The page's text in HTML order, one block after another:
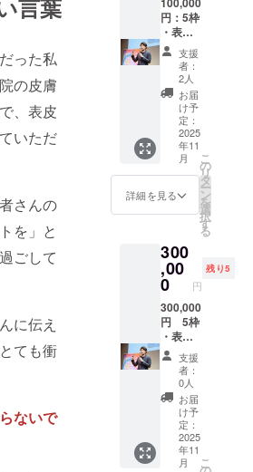
言葉
った私
の皮膚
、表皮
いただ
さんの
を」と
ごして
に伝え
ても衝
ないで
植物由
来) ＊フ
レー
バーは
リター
ン発送
時にお
知らせ
いたし
ます。
ン、リ
ン、
鉄、カ
リウ
ム、カ
ルシウ
ム、亜
鉛、
銅、ク
ロム、
セレ
(全てシ
ナモ
植物由
来) ＊フ
レー
バーは
リター
ン発送
時にお
知らせ
いたし
ます。
ンB2、
ビタミ
ンB6、
ビタミ
B12、
ビタミ
ンC、ビ
タミン
D、ビタ
ミンE、
ナイア
パント
テン
オチ
ン、ビ
タミン
ブデ
ン、リ
ン、
鉄、カ
リウ
ム、カ
ルシウ
ム、亜
鉛、
銅、ク
ロム、
カオバ
ター、
甜菜
糖、
アーモ
ンド、
きなこ
(大豆を
む）、
ココ
ナッ
ツ、チ
アシー
ド、抹
茶、
塩、昆
ミンA、
ビタミ
ンB1、
ビタミ
ンB2、
ビタミ
ンB6、
ビタミ
B12、
ビタミ
を避
け、
25℃以
下の涼
しい場
所に保
管) 【原
材料 フ
レー
バーに
関わら
ず使用
してい
る原材
カオマ
ス (ガー
ナ製
造)、カ
カオバ
ター、
甜菜
糖、
アーモ
ンド、
きなこ
(大豆を
む）、
ココ
ケージ
支援者
名をブ
ランド
公式
ページ
に特別
掲載 ○
代表中
村との1
対1の対
談に関
して 実
施方
ンもし
くは対
面 実施
時期：
2025年
11月～
2026年
3月（ご
支援者
様のご
希望に
応じて
調整さ
せて頂
きま
す） 対
円：5枠
・表皮
水疱症
患者と
創った
特別
パッ
ケージ
セット
(andew
タブ
レット
10枚入
り) ・リ
参加券
(東京で
開催予
定)（出
来立て
チョコ
の試食
会や講
演会へ
の参
加）
・代表
中村の
サイン
入り
パッ
支援
者：
2人
お届
け予
定：
2025
年11
月
詳細を見る
こ
の
リ
タ
ー
ン
を
選
択
す
る
300
,00
0 円
残り5
300,000
円 5枠
・表皮
水疱症
患者と
創った
特別
パッ
ケージ
セット
(andew
タブ
支援
者：
0人
お届
け予
定：
2025
年11
月
こ